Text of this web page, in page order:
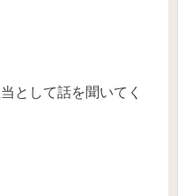
として話を聞いてく